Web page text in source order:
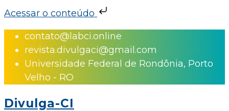
Acessar o conteúdo
Skip
content
contato@labci.online
revista.divulgaci@gmail.com
Universidade Federal de Rondônia, Porto
Velho - RO
Divulga-CI